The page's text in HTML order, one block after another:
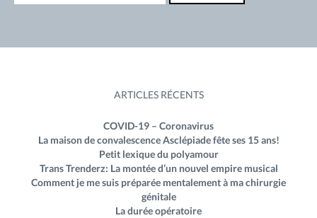
ARTICLES RÉCENTS
COVID-19 – Coronavirus
La maison de convalescence Asclépiade fête ses 15 ans!
Petit lexique du polyamour
Trans Trenderz: La montée d’un nouvel empire musical
Comment je me suis préparée mentalement à ma chirurgie
génitale
La durée opératoire